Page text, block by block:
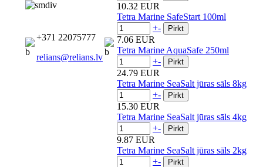
+371 22075777
relians@relians.lv
10.32 EUR
Tetra Marine SafeStart 100ml
+-
7.06 EUR
Tetra Marine AquaSafe 250ml
+-
24.79 EUR
Tetra Marine SeaSalt jūras sāls 8kg
+-
15.30 EUR
Tetra Marine SeaSalt jūras sāls 4kg
+-
9.87 EUR
Tetra Marine SeaSalt jūras sāls 2kg
+-